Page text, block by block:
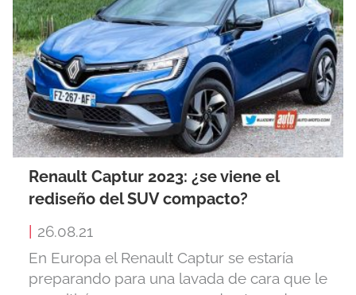
Renault Captur 2023: ¿se viene el
rediseño del SUV compacto?
26.08.21
En Europa el Renault Captur se estaría
preparando para una lavada de cara que le